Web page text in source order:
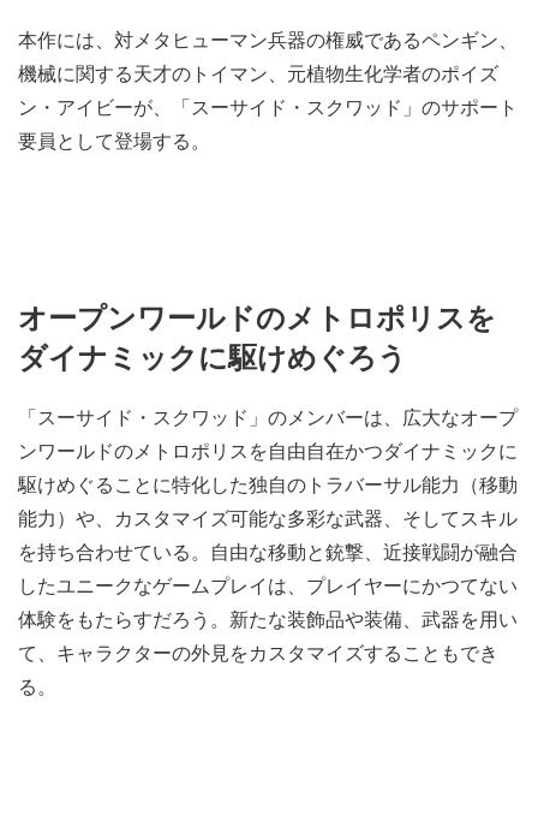
本作には、対メタヒューマン兵器の権威であるペンギン、
機械に関する天才のトイマン、元植物生化学者のポイズ
ン・アイビーが、「スーサイド・スクワッド」のサポート
要員として登場する。
オープンワールドのメトロポリスを
ダイナミックに駆けめぐろう
「スーサイド・スクワッド」のメンバーは、広大なオープ
ンワールドのメトロポリスを自由自在かつダイナミックに
駆けめぐることに特化した独自のトラバーサル能力（移動
能力）や、カスタマイズ可能な多彩な武器、そしてスキル
を持ち合わせている。自由な移動と銃撃、近接戦闘が融合
したユニークなゲームプレイは、プレイヤーにかつてない
体験をもたらすだろう。新たな装飾品や装備、武器を用い
て、キャラクターの外見をカスタマイズすることもでき
る。